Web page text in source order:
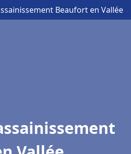
Beaufort en Vallée